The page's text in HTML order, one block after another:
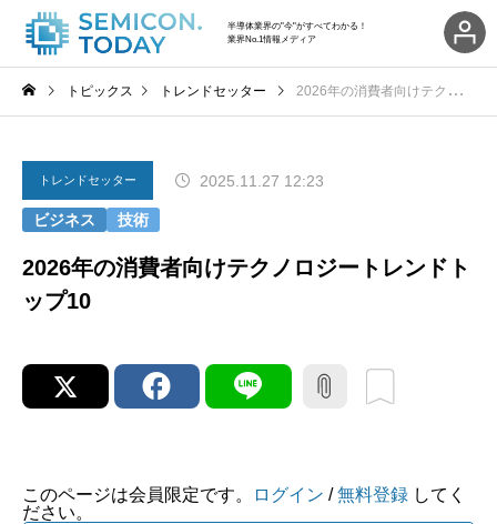
半導体業界の"今"がすべてわかる！
業界No.1情報メディア
トピックス トレンドセッター 2026年の消費者向けテクノロジートレンドトップ10
トレンドセッター 2025.11.27 12:23
ビジネス 技術
2026年の消費者向けテクノロジートレンドト
ップ10
このページは会員限定です。 ログイン /無料登録 してく
ださい。